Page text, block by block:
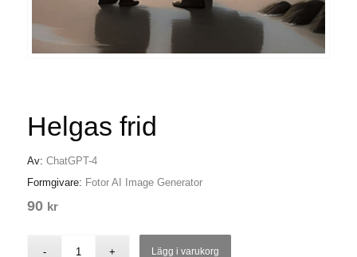
Helgas frid
Av: ChatGPT-4
Formgivare: Fotor AI Image Generator
90 kr
Lägg i varukorg